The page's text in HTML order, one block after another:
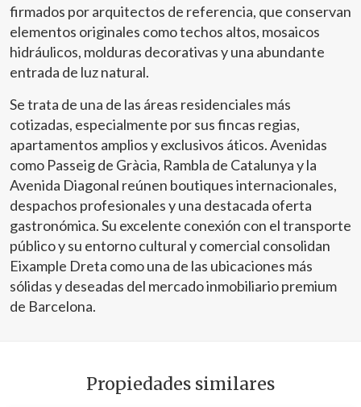
firmados por arquitectos de referencia, que conservan
elementos originales como techos altos, mosaicos
hidráulicos, molduras decorativas y una abundante
entrada de luz natural.
Se trata de una de las áreas residenciales más
cotizadas, especialmente por sus fincas regias,
apartamentos amplios y exclusivos áticos. Avenidas
como Passeig de Gràcia, Rambla de Catalunya y la
Avenida Diagonal reúnen boutiques internacionales,
despachos profesionales y una destacada oferta
gastronómica. Su excelente conexión con el transporte
público y su entorno cultural y comercial consolidan
Eixample Dreta como una de las ubicaciones más
sólidas y deseadas del mercado inmobiliario premium
de Barcelona.
Propiedades similares